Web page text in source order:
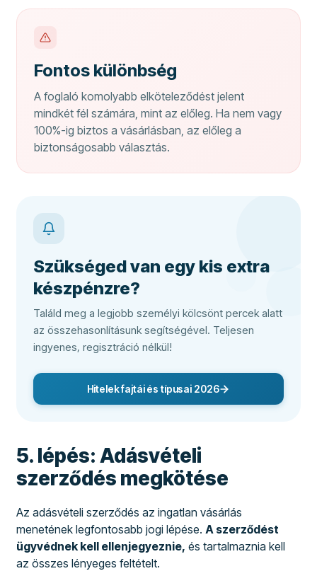
Fontos különbség
A foglaló komolyabb elköteleződést jelent
mindkét fél számára, mint az előleg. Ha nem vagy
100%-ig biztos a vásárlásban, az előleg a
biztonságosabb választás.
Szükséged van egy kis extra
készpénzre?
Találd meg a legjobb személyi kölcsönt percek alatt
az összehasonlításunk segítségével. Teljesen
ingyenes, regisztráció nélkül!
Hitelek fajtái és típusai 2026
5. lépés: Adásvételi
szerződés megkötése
Az adásvételi szerződés az ingatlan vásárlás
menetének legfontosabb jogi lépése.A szerződést
ügyvédnek kell ellenjegyeznie, és tartalmaznia kell
az összes lényeges feltételt.